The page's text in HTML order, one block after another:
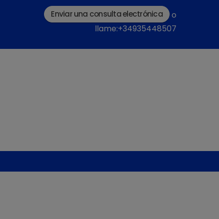
Enviar una consulta electrónica
o
llame:+34935448507